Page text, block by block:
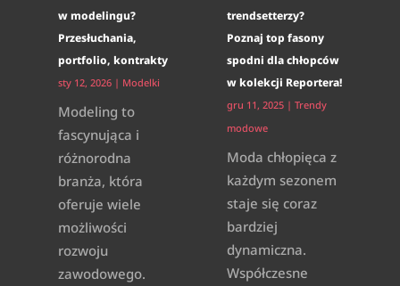
w modelingu?
Przesłuchania,
portfolio, kontrakty
sty 12, 2026| Modelki
Modeling to
fascynująca i
różnorodna
branża, która
oferuje wiele
możliwości
rozwoju
zawodowego.
trendsetterzy?
Poznaj top fasony
spodni dla chłopców
w kolekcji Reportera!
gru 11, 2025| Trendy
modowe
Moda chłopięca z
każdym sezonem
staje się coraz
bardziej
dynamiczna.
Współczesne